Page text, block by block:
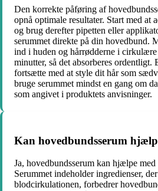
Den korrekte påføring af
opnå optimale resultater. Start med at
og brug derefter pipetten eller
serummet direkte på din hovedbund.
ind i huden og hårrødderne i
minutter, så det absorberes ordentligt.
fortsætte med at style dit hår som
bruge serummet mindst en gang om
som angivet i produktets anvisninger.
Kan hovedbundsserum
Ja, hovedbundsserum kan hjælpe
Serummet indeholder ingredienser,
blodcirkulationen, forbedrer